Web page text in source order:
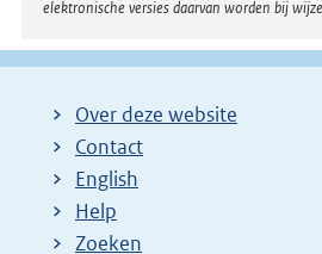
elektronische versies daarvan worden bij
Over deze website
Contact
English
Help
Zoeken